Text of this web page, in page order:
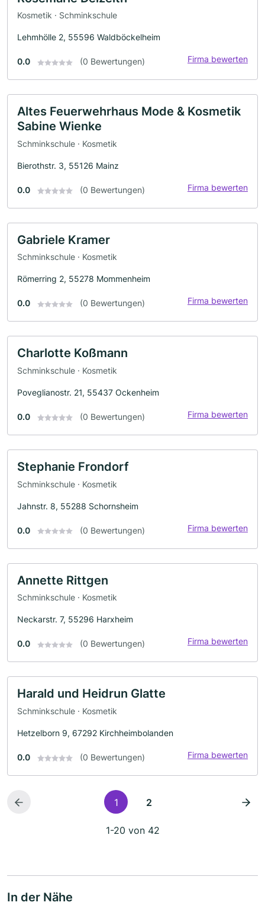
Kosmetik · Schminkschule
Lehmhölle 2, 55596 Waldböckelheim
0.0 (0 Bewertungen) Firma bewerten
Altes Feuerwehrhaus Mode & Kosmetik
Sabine Wienke
Schminkschule · Kosmetik
Bierothstr. 3, 55126 Mainz
0.0 (0 Bewertungen) Firma bewerten
Gabriele Kramer
Schminkschule · Kosmetik
Römerring 2, 55278 Mommenheim
0.0 (0 Bewertungen) Firma bewerten
Charlotte Koßmann
Schminkschule · Kosmetik
Poveglianostr. 21, 55437 Ockenheim
0.0 (0 Bewertungen) Firma bewerten
Stephanie Frondorf
Schminkschule · Kosmetik
Jahnstr. 8, 55288 Schornsheim
0.0 (0 Bewertungen) Firma bewerten
Annette Rittgen
Schminkschule · Kosmetik
Neckarstr. 7, 55296 Harxheim
0.0 (0 Bewertungen) Firma bewerten
Harald und Heidrun Glatte
Schminkschule · Kosmetik
Hetzelborn 9, 67292 Kirchheimbolanden
0.0 (0 Bewertungen) Firma bewerten
1 2
1-20 von 42
In der Nähe